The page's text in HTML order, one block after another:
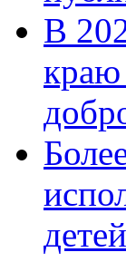
В
краю